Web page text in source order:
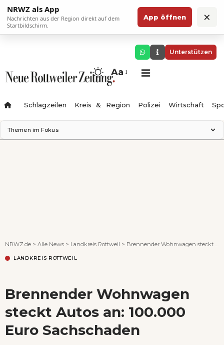
NRWZ als App
Nachrichten aus der Region direkt auf dem
Startbildschirm.
App öffnen ×
Unterstützen
Aa
Schlagzeilen Kreis & Region Polizei Wirtschaft
Themen im Fokus
NRWZ.de > Alle News > Landkreis Rottweil > Brennender Wohnwagen steckt Autos an: 100.000 Euro Sachschaden
LANDKREIS ROTTWEIL
Brennender Wohnwagen
steckt Autos an: 100.000
Euro Sachschaden